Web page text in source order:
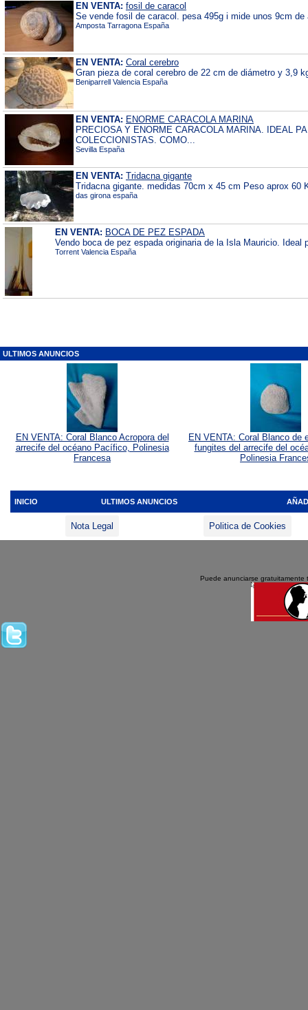
EN VENTA: fosil de caracol
Se vende fosil de caracol. pesa 495g i mide unos 9cm
Amposta Tarragona España
EN VENTA: Coral cerebro
Gran pieza de coral cerebro de 22 cm de diámetro y 3,9
Beniparrell Valencia España
EN VENTA: ENORME CARACOLA MARINA
PRECIOSA Y ENORME CARACOLA MARINA. IDEAL
COLECCIONISTAS. COMO...
Sevilla España
EN VENTA: Tridacna gigante
Tridacna gigante. medidas 70cm x 45 cm Peso aprox 60
das girona españa
EN VENTA: BOCA DE PEZ ESPADA
Vendo boca de pez espada originaria de la Isla Mauricio.
Torrent Valencia España
ULTIMOS ANUNCIOS
EN VENTA: Coral Blanco Acropora del
arrecife del océano Pacífico, Polinesia
Francesa
EN VENTA: Coral Blanco de
fungites del arrecife del
Polinesia
INICIO ULTIMOS ANUNCIOS
Nota Legal Politica de Cookies
Puede anunciarse